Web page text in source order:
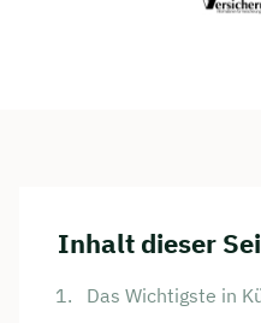
Inhalt dieser
Das Wichtigste in